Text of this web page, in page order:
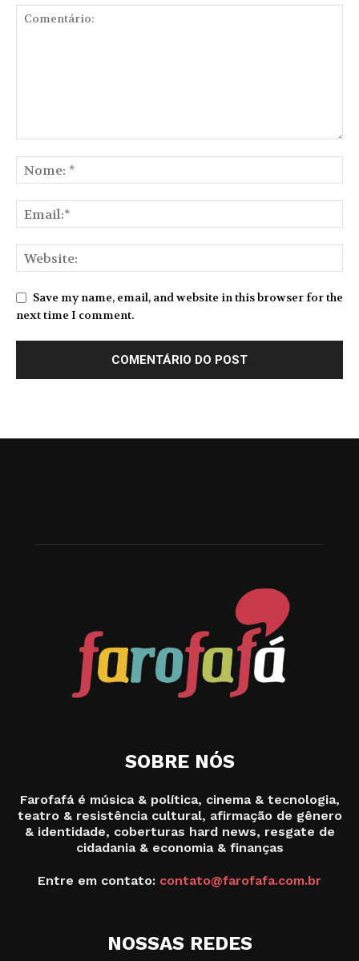
Save my name, email, and website in this browser for the
next time I comment.
SOBRE NÓS
Farofafá é música & política, cinema & tecnologia,
teatro & resistência cultural, afirmação de gênero
& identidade, coberturas hard news, resgate de
cidadania & economia & finanças
Entre em contato: contato@farofafa.com.br
NOSSAS REDES